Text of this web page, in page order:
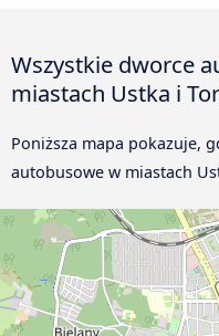
Wszystkie dworce
miastach Ustka i
Poniższa mapa pokazuje,
autobusowe w miastach